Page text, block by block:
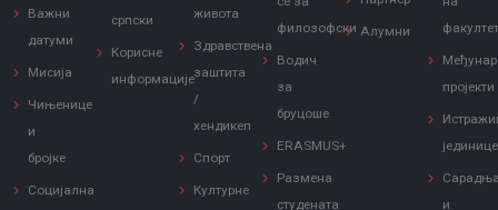
Важни
датуми
Мисија
Чињенице
и
бројке
Социјална
српски
Корисне
информације
живота
Здравствена
заштита
/
хендикеп
Спорт
Културне
филозофски
Водич
за
бруцоше
ERASMUS+
Размена
студената
Алумни
пројекти
јединице
и